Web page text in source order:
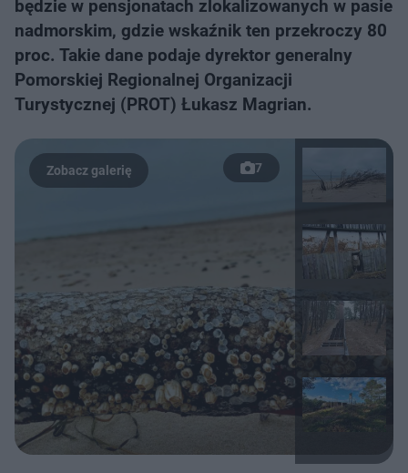
będzie w pensjonatach zlokalizowanych w pasie
nadmorskim, gdzie wskaźnik ten przekroczy 80
proc. Takie dane podaje dyrektor generalny
Pomorskiej Regionalnej Organizacji
Turystycznej (PROT) Łukasz Magrian.
7